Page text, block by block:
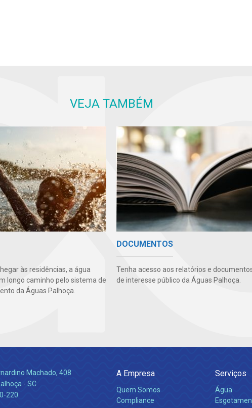
VEJA TAMBÉM
às residências, a água
longo caminho pelo sistema de
da Águas Palhoça.
DOCUMENTOS
Tenha acesso aos relatórios e
de interesse público da Águas Palhoça.
Machado, 408
- SC
220
A Empresa
Quem Somos
Compliance
Serviços
Água